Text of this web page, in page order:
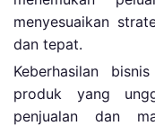
menyesuaikan
dan tepat.
Keberhasilan
produk yang
penjualan dan